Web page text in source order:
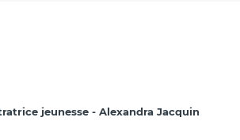
jeunesse - Alexandra Jacquin